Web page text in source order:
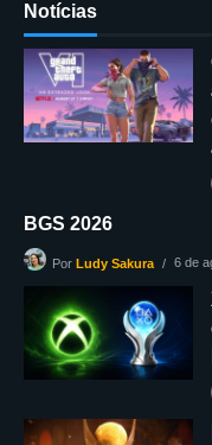
Notícias
BGS 2026
Por Ludy Sakura 6 de